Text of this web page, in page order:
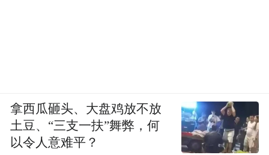
拿西瓜砸头、大盘鸡放不放
土豆、“三支一扶”舞弊，何
以令人意难平？